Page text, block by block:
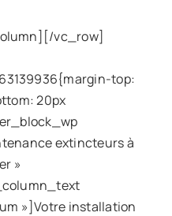
vc_row]
top:
20px
extincteurs à
»
»]Votre installation